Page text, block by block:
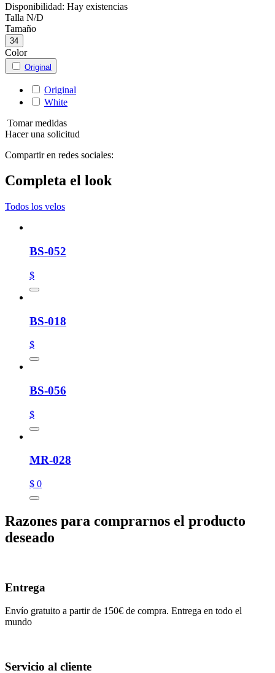
Disponibilidad: Hay existencias
Talla N/D
Tamaño
34
Color
Original
Original
White
Tomar medidas
Hacer una solicitud
Compartir en redes sociales:
Completa el look
Todos los velos
BS-052
$
BS-018
$
BS-056
$
MR-028
$ 0
Razones para comprarnos el producto
deseado
Entrega
Envío gratuito a partir de 150€ de compra. Entrega en todo el
mundo
Servicio al cliente